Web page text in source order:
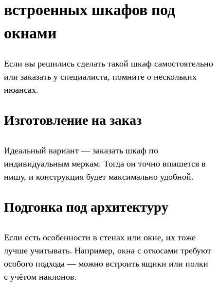
встроенных шкафов под
окнами
Если вы решились сделать такой шкаф самостоятельно
или заказать у специалиста, помните о нескольких
нюансах.
Изготовление на заказ
Идеальный вариант — заказать шкаф по
индивидуальным меркам. Тогда он точно впишется в
нишу, и конструкция будет максимально удобной.
Подгонка под архитектуру
Если есть особенности в стенах или окне, их тоже
лучше учитывать. Например, окна с откосами требуют
особого подхода — можно встроить ящики или полки
с учётом наклонов.